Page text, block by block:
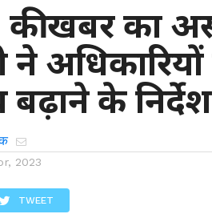
की खबर का
ने
के
2023
TWEET